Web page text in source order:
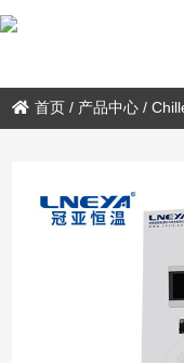
首页 / 产品中心 /